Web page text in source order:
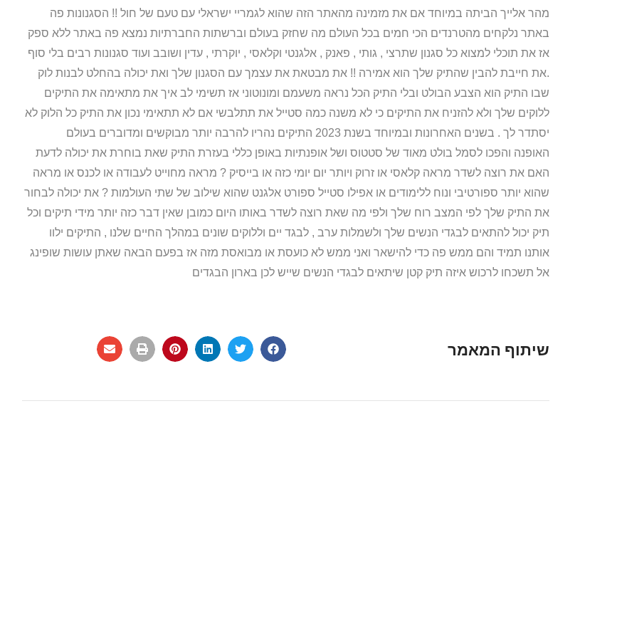
מהר אלייך הביתה במיוחד אם את מזמינה מהאתר הזה שהוא לגמריי ישראלי עם טעם של חול !! הסגנונות פה
באתר נלקחים מהטרנדים הכי חמים בכל העולם מה שחזק בעולם וברשתות החברתיות נמצא פה באתר ללא ספק
אז את תוכלי למצוא כל סגנון שתרצי , גותי , פאנק , אלגנטי וקלאסי , יוקרתי , עדין ושובב ועוד סגנונות רבים בלי סוף
.את חייבת להבין שהתיק שלך הוא אמירה !! את מבטאת את עצמך עם הסגנון שלך ואת יכולה בהחלט לבנות לוק
שבו התיק הוא הצבע הבולט ובלי התיק הכל נראה משעמם ומונוטוני אז תשימי לב איך את מתאימה את התיקים
ללוקים שלך ולא להזניח את התיקים כי לא משנה כמה סטייל את תתלבשי אם לא תתאימי נכון את התיק כל הלוק לא
יסתדר לך . בשנים האחרונות ובמיוחד בשנת 2023 התיקים נהריו להרבה יותר מבוקשים ומדוברים בעולם
האופנה והפכו לסמל בולט מאוד של סטטוס ושל אופנתיות באופן כללי בעזרת התיק שאת בוחרת את יכולה לדעת
האם את רוצה לשדר מראה קלאסי או זרוק ויותר יום יומי כזה או בייסיק ? מראה מחוייט לעבודה או לכנס או מראה
שהוא יותר ספורטיבי ונוח ללימודים או אפילו סטייל ספורט אלגנט שהוא שילוב של שתי העולמות ? את יכולה לבחור
את התיק שלך לפי המצב רוח שלך ולפי מה שאת רוצה לשדר באותו היום כמובן שאין דבר כזה יותר מידי תיקים וכל
תיק יכול להתאים לבגדי הנשים שלך ולשמלות ערב , לבגד יים וללוקים שונים במהלך החיים שלנו , התיקים ילוו
אותנו תמיד והם ממש פה כדי להישאר ואני ממש לא כועסת או מבואסת מזה אז בפעם הבאה שאתן עושות שופינג
אל תשכחו לרכוש איזה תיק קטן שיתאים לבגדי הנשים שייש לכן בארון הבגדים
שיתוף המאמר